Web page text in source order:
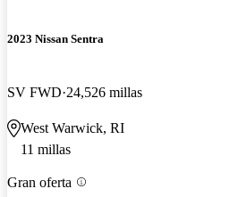
2023 Nissan Sentra
SV FWD 24,526 millas
West Warwick, RI
11 millas
Gran oferta